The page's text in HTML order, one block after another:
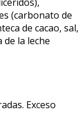
(carbonato de
de cacao, sal,
de la leche
Exceso